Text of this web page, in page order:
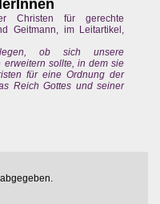
Christen für gerechte
Geitmann, im Leitartikel,
ob sich unsere
erweitern sollte, in dem sie
für eine Ordnung der
Reich Gottes und seiner